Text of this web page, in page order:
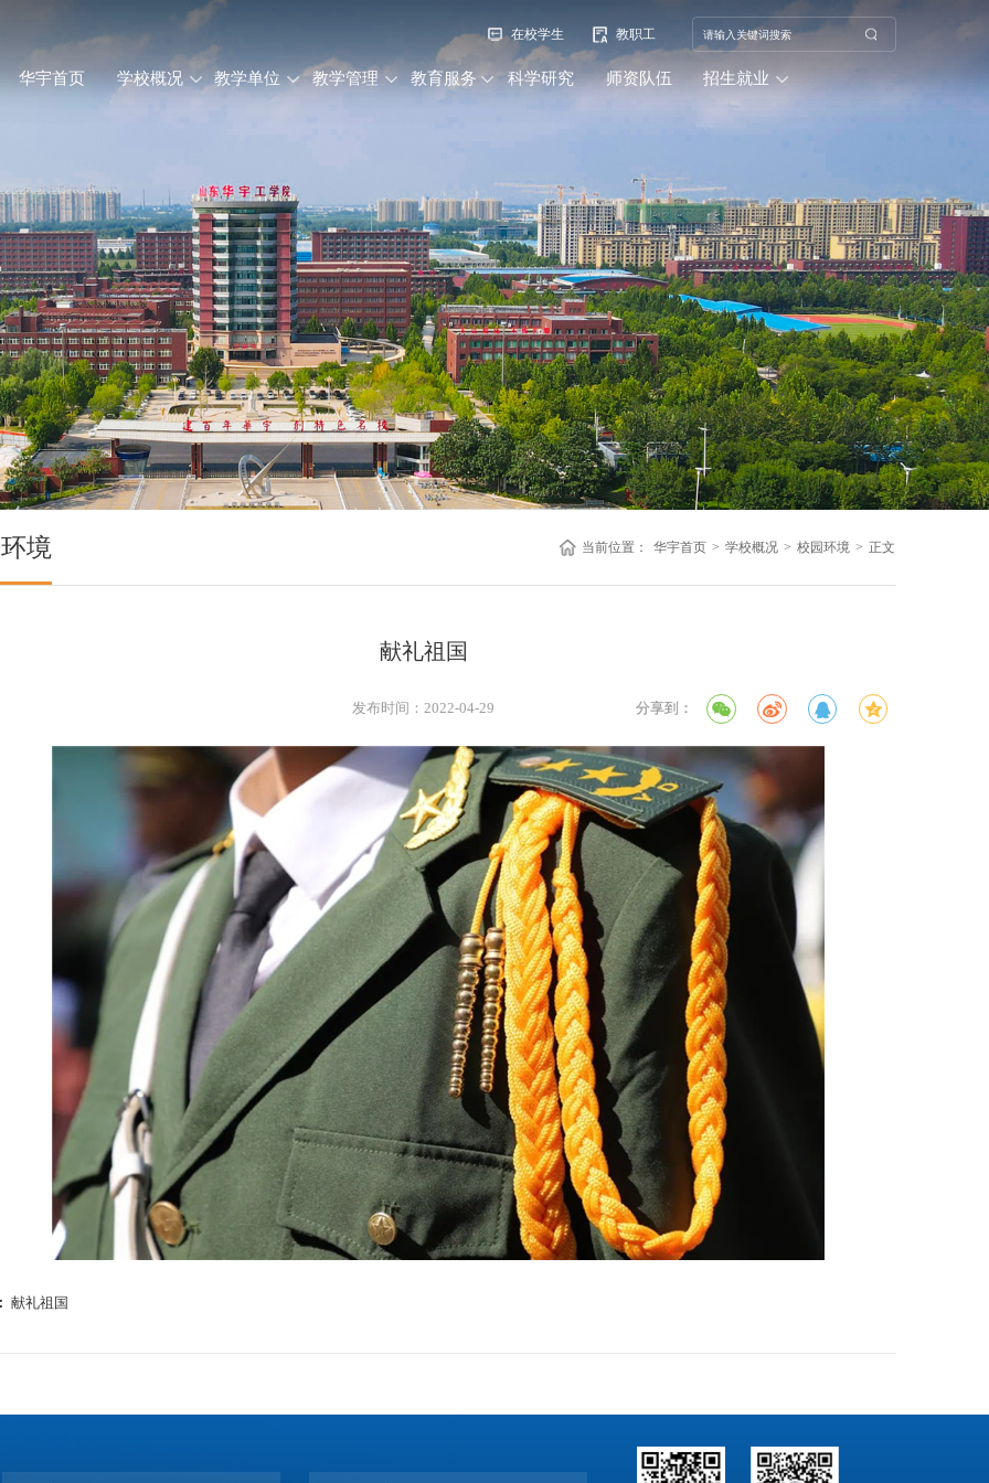
在校学生 教职工
华宇首页 学校概况 教学单位 教学管理 教育服务 科学研究 师资队伍 招生就业
境 当前位置： 华宇首页 > 学校概况 > 校园环境 > 正文
献礼祖国
发布时间：2022-04-29 分享到：
献礼祖国